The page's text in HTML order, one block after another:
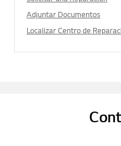
Adjuntar Documentos
Localizar Centro de